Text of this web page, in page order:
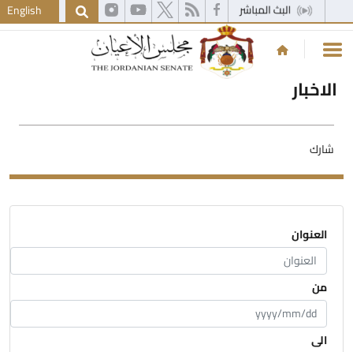
English
الاخبار
شارك
العنوان
من
الى